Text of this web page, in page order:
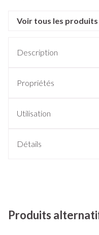
Voir tous les
Description
Propriétés
Utilisation
Détails
Produits